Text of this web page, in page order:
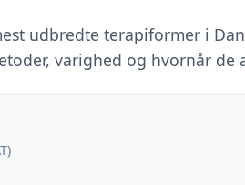
udbredte terapiformer i
varighed og hvornår de